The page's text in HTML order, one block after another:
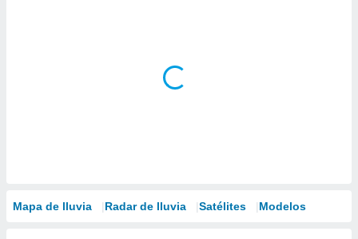
Mapa de lluvia Radar de lluvia Satélites Modelos